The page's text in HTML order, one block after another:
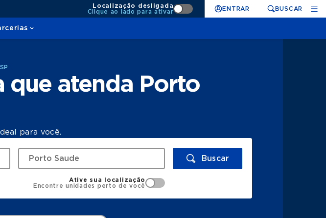
Localização desligada
Clique ao lado para ativar
ENTRAR BUSCAR
que atenda Porto
para você.
Buscar
Ative sua localização
Encontre unidades perto de você